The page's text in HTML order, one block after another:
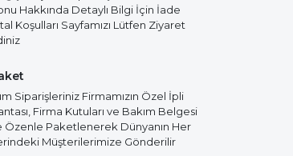
Hakkında Detaylı Bilgi İçin İade
Koşulları Sayfamızı Lütfen Ziyaret
Siparişleriniz Firmamızın Özel İpli
Firma Kutuları ve Bakım Belgesi
Özenle Paketlenerek Dünyanın Her
Müşterilerimize Gönderilir